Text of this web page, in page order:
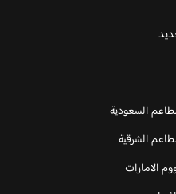
السعودية
الشرقية
الامارات